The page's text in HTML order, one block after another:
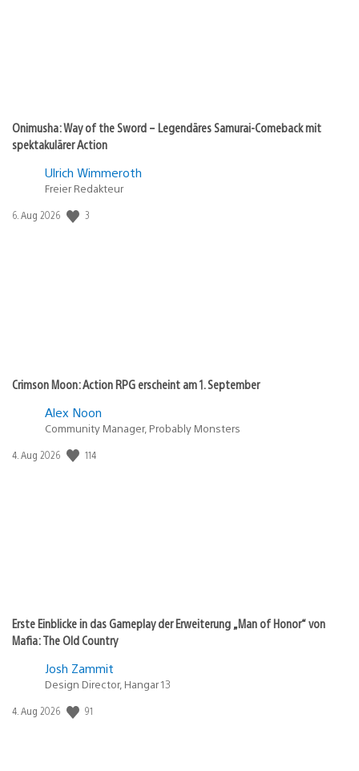
Onimusha: Way of the Sword – Legendäres Samurai-Comeback mit
spektakulärer Action
Ulrich Wimmeroth
Freier Redakteur
Veröffentlichungsdatum:
6. Aug 2026 3
Crimson Moon: Action RPG erscheint am 1. September
Alex Noon
Community Manager, Probably Monsters
Veröffentlichungsdatum:
4. Aug 2026 114
Erste Einblicke in das Gameplay der Erweiterung „Man of Honor“ von
Mafia: The Old Country
Josh Zammit
Design Director, Hangar 13
Veröffentlichungsdatum:
4. Aug 2026 91